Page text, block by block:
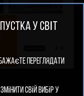
У СВІТ
переглядати
свій вибір у